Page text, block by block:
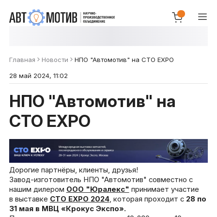
Главная Новости НПО "Автомотив" на СТО EXPO
28 май 2024, 11:02
НПО "Автомотив" на
СТО EXPO
Дорогие партнёры, клиенты, друзья!
Завод-изготовитель НПО "Автомотив" совместно с
нашим дилером ООО "Юралекс" принимает участие
в выставке CTO EXPO 2024, которая проходит с 28 по
31 мая в МВЦ «Крокус Экспо».